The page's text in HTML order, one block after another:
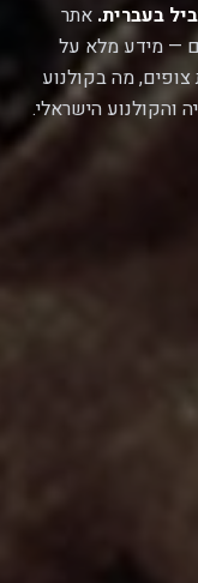
אתר
— מידע מלא על
מה בקולנוע
והקולנוע הישראלי.